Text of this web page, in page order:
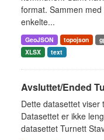
format. Sammen
enkelte...
GeoJSON topojson
XLSX
text
Avsluttet/Ended
Dette datasettet viser
Datasettet er ikke
datasettet Turnett